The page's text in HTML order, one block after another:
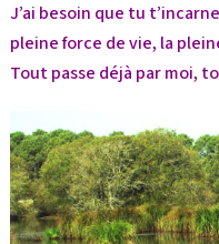
J’ai besoin que tu
pleine force de vie, la
Tout passe déjà par moi,